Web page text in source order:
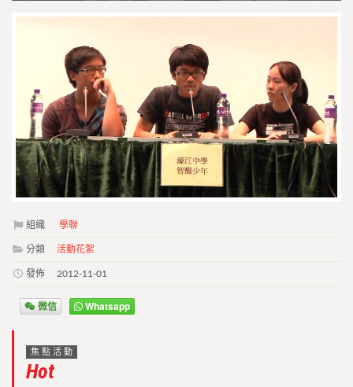
組織 學聯
分類 活動花絮
發佈 2012-11-01
微信 Whatsapp
焦點活動
Hot